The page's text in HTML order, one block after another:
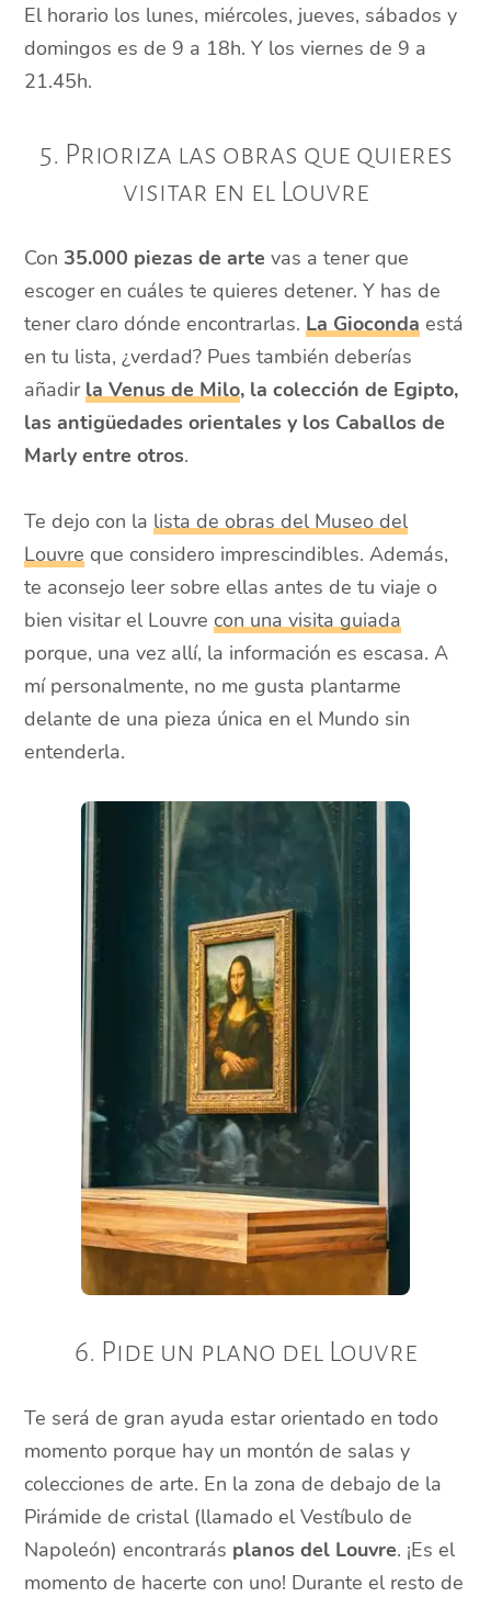
El horario los lunes, miércoles, jueves, sábados y
domingos es de 9 a 18h. Y los viernes de 9 a
21.45h.
5. Prioriza las obras que quieres
visitar en el Louvre
Con35.000 piezas de arte vas a tener que
escoger en cuáles te quieres detener. Y has de
tener claro dónde encontrarlas. La Gioconda está
en tu lista, ¿verdad? Pues también deberías
añadir la Venus de Milo, la colección de Egipto,
las antigüedades orientales y los Caballos de
Marly entre otros.
Te dejo con la lista de obras del Museo del
Louvre que considero imprescindibles. Además,
te aconsejo leer sobre ellas antes de tu viaje o
bien visitar el Louvrecon una visita guiada
porque, una vez allí, la información es escasa. A
mí personalmente, no me gusta plantarme
delante de una pieza única en el Mundo sin
entenderla.
6. Pide un plano del Louvre
Te será de gran ayuda estar orientado en todo
momento porque hay un montón de salas y
colecciones de arte. En la zona de debajo de la
Pirámide de cristal (llamado el Vestíbulo de
Napoleón) encontrarás planos del Louvre. ¡Es el
momento de hacerte con uno! Durante el resto de